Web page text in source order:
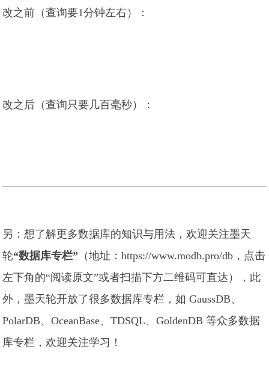
改之前（查询要1分钟左右）：
改之后（查询只要几百毫秒）：
另：想了解更多数据库的知识与用法，欢迎关注墨天
轮“数据库专栏” （地址：https://www.modb.pro/db，点击
左下角的“阅读原文”或者扫描下方二维码可直达），此
外，墨天轮开放了很多数据库专栏，如 GaussDB、
PolarDB、OceanBase、TDSQL、GoldenDB 等众多数据
库专栏，欢迎关注学习！